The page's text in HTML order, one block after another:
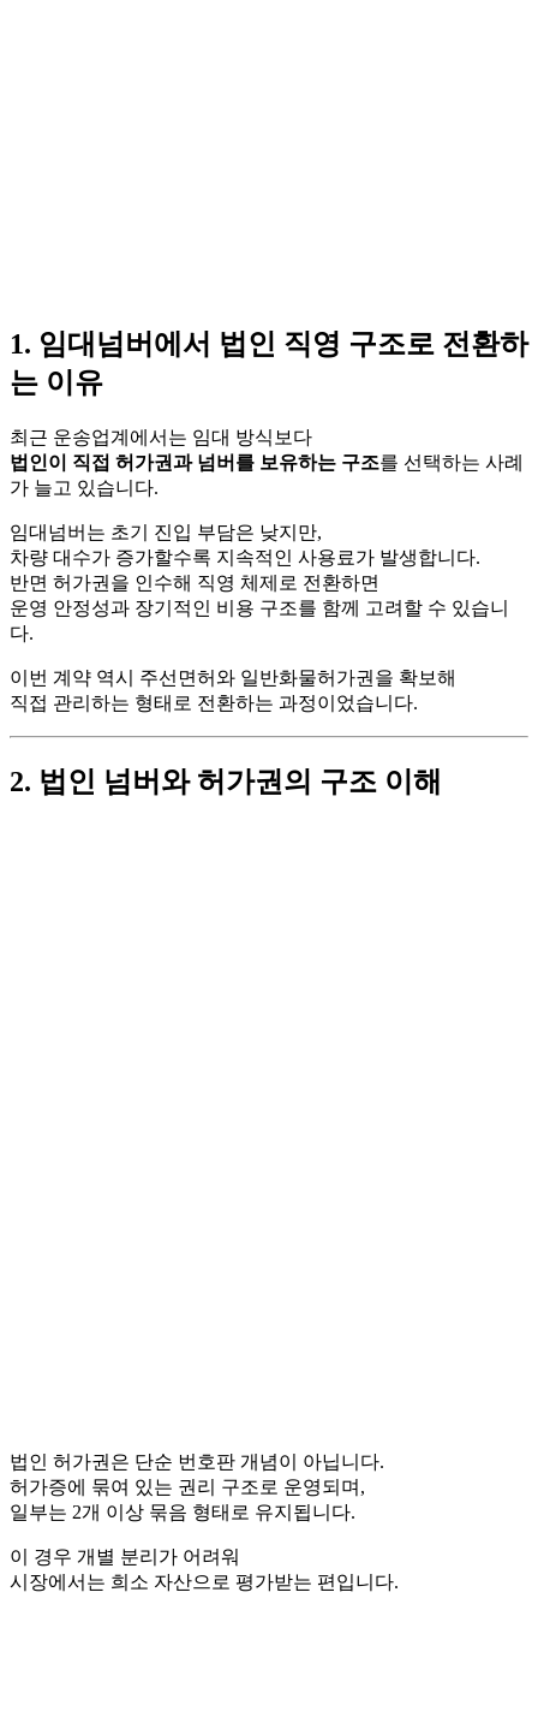
1. 임대넘버에서 법인 직영 구조로 전환하
는 이유
최근 운송업계에서는 임대 방식보다
법인이 직접 허가권과 넘버를 보유하는 구조를 선택하는 사례
가 늘고 있습니다.
임대넘버는 초기 진입 부담은 낮지만,
차량 대수가 증가할수록 지속적인 사용료가 발생합니다.
반면 허가권을 인수해 직영 체제로 전환하면
운영 안정성과 장기적인 비용 구조를 함께 고려할 수 있습니
다.
이번 계약 역시 주선면허와 일반화물허가권을 확보해
직접 관리하는 형태로 전환하는 과정이었습니다.
2. 법인 넘버와 허가권의 구조 이해
법인 허가권은 단순 번호판 개념이 아닙니다.
허가증에 묶여 있는 권리 구조로 운영되며,
일부는 2개 이상 묶음 형태로 유지됩니다.
이 경우 개별 분리가 어려워
시장에서는 희소 자산으로 평가받는 편입니다.